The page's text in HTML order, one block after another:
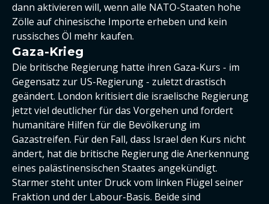
dann aktivieren will, wenn alle NATO-Staaten hohe
Zölle auf chinesische Importe erheben und kein
russisches Öl mehr kaufen.
Gaza-Krieg
Die britische Regierung hatte ihren Gaza-Kurs - im
Gegensatz zur US-Regierung - zuletzt drastisch
geändert. London kritisiert die israelische Regierung
jetzt viel deutlicher für das Vorgehen und fordert
humanitäre Hilfen für die Bevölkerung im
Gazastreifen. Für den Fall, dass Israel den Kurs nicht
ändert, hat die britische Regierung die Anerkennung
eines palästinensischen Staates angekündigt.
Starmer steht unter Druck vom linken Flügel seiner
Fraktion und der Labour-Basis. Beide sind